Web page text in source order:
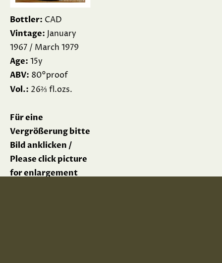
Bottler: CAD
Vintage: January
1967 / March 1979
Age: 15y
ABV: 80°proof
Vol.: 26⅔ fl.ozs.
Für eine
Vergrößerung bitte
Bild anklicken /
Please click picture
for enlargement